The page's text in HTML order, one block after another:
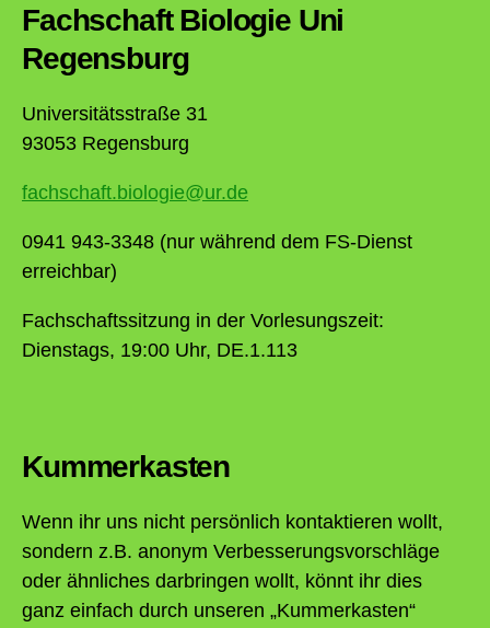
Fachschaft Biologie Uni
Regensburg
Universitätsstraße 31
93053 Regensburg
fachschaft.biologie@ur.de
0941 943-3348 (nur während dem FS-Dienst
erreichbar)
Fachschaftssitzung in der Vorlesungszeit:
Dienstags, 19:00 Uhr, DE.1.113
Kummerkasten
Wenn ihr uns nicht persönlich kontaktieren wollt,
sondern z.B. anonym Verbesserungsvorschläge
oder ähnliches darbringen wollt, könnt ihr dies
ganz einfach durch unseren „Kummerkasten“